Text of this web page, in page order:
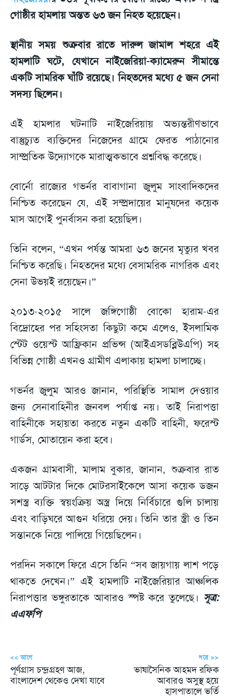
গোষ্ঠীর হামলায় অন্তত ৬৩ জন নিহত হয়েছেন।
স্থানীয় সময় শুক্রবার রাতে দারুল জামাল শহরে এই
হামলাটি ঘটে, যেখানে নাইজেরিয়া-ক্যামেরুন সীমান্তে
একটি সামরিক ঘাঁটি রয়েছে। নিহতদের মধ্যে ৫ জন সেনা
সদস্য ছিলেন।
এই হামলার ঘটনাটি নাইজেরিয়ায় অভ্যন্তরীণভাবে
বাস্তুচ্যুত ব্যক্তিদের নিজেদের গ্রামে ফেরত পাঠানোর
সাম্প্রতিক উদ্যোগকে মারাত্মকভাবে প্রশ্নবিদ্ধ করেছে।
বোর্নো রাজ্যের গভর্নর বাবাগানা জুলুম সাংবাদিকদের
নিশ্চিত করেছেন যে, এই সম্প্রদায়ের মানুষদের কয়েক
মাস আগেই পুনর্বাসন করা হয়েছিল।
তিনি বলেন, “এখন পর্যন্ত আমরা ৬৩ জনের মৃত্যুর খবর
নিশ্চিত করেছি। নিহতদের মধ্যে বেসামরিক নাগরিক এবং
সেনা উভয়ই রয়েছেন।”
২০১৩-২০১৫ সালে জঙ্গিগোষ্ঠী বোকো হারাম-এর
বিদ্রোহের পর সহিংসতা কিছুটা কমে এলেও, ইসলামিক
স্টেট ওয়েস্ট আফ্রিকান প্রভিন্স (আইএসডব্লিউএপি) সহ
বিভিন্ন গোষ্ঠী এখনও গ্রামীণ এলাকায় হামলা চালাচ্ছে।
গভর্নর জুলুম আরও জানান, পরিস্থিতি সামাল দেওয়ার
জন্য সেনাবাহিনীর জনবল পর্যাপ্ত নয়। তাই নিরাপত্তা
বাহিনীকে সহায়তা করতে নতুন একটি বাহিনী, ফরেস্ট
গার্ডস, মোতায়েন করা হবে।
একজন গ্রামবাসী, মালাম বুকার, জানান, শুক্রবার রাত
সাড়ে আটটার দিকে মোটরসাইকেলে আসা কয়েক ডজন
সশস্ত্র ব্যক্তি স্বয়ংক্রিয় অস্ত্র দিয়ে নির্বিচারে গুলি চালায়
এবং বাড়িঘরে আগুন ধরিয়ে দেয়। তিনি তার স্ত্রী ও তিন
সন্তানকে নিয়ে পালিয়ে গিয়েছিলেন।
পরদিন সকালে ফিরে এসে তিনি “সব জায়গায় লাশ পড়ে
থাকতে দেখেন।” এই হামলাটি নাইজেরিয়ার আঞ্চলিক
নিরাপত্তার ভঙ্গুরতাকে আবারও স্পষ্ট করে তুলেছে। সূত্র:
এএফপি
<< আগে
পূর্ণগ্রাস চন্দ্রগ্রহণ আজ,
বাংলাদেশ থেকেও দেখা যাবে
পরে >>
ভাষাসৈনিক আহমদ রফিক
আবারও অসুস্থ হয়ে
হাসপাতালে ভর্তি